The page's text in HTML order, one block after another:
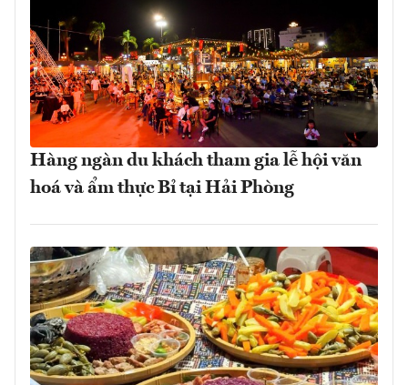
Hàng ngàn du khách tham gia lễ hội văn
hoá và ẩm thực Bỉ tại Hải Phòng